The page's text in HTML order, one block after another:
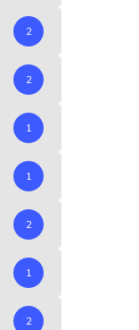
2
2
1
1
2
1
2